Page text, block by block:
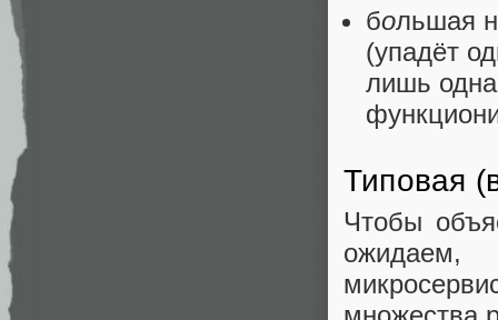
большая
(упадёт
лишь
Типовая
Чтобы